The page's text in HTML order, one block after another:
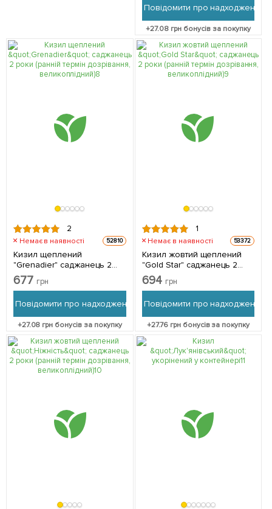
Повідомити про надходження
+27.08 грн бонусів за покупку
2
Немає в наявності 52810
Кизил щеплений
"Grenadier" саджанець 2
роки (ранній термін
дозрівання,
саджанець в упаковці
677 грн
Повідомити про надходження
+27.08 грн бонусів за покупку
1
Немає в наявності 53372
Кизил жовтий щеплений
"Gold Star" саджанець 2
роки (ранній термін
дозрівання,
саджанець в упаковці
694 грн
Повідомити про надходження
+27.76грн бонусів за покупку